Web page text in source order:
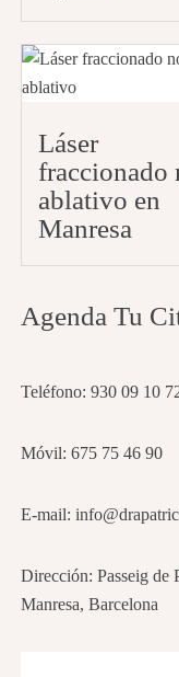
Láser
fraccionado
ablativo en
Manresa
Agenda Tu
Teléfono: 930 09 10
Móvil: 675 75 46 90
E-mail:
Dirección: Passeig de
Manresa, Barcelona